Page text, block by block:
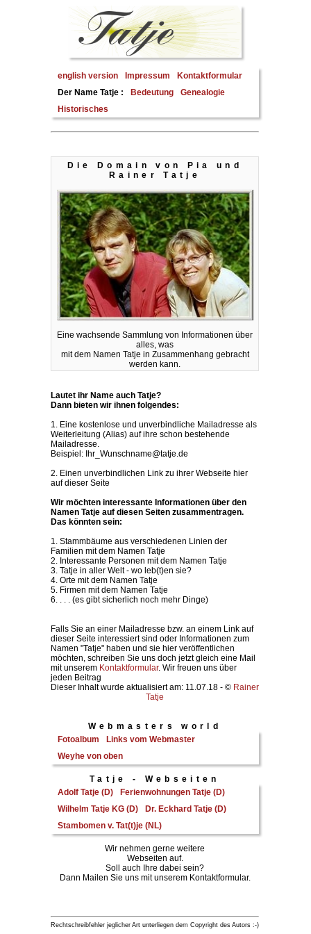
english version Impressum
Kontaktformular
Der Name Tatje :
Bedeutung
Genealogie
Historisches
Die Domain von Pia und
Rainer Tatje
Eine wachsende Sammlung von Informationen über
alles, was
mit dem Namen Tatje in Zusammenhang gebracht
werden kann.
Lautet ihr Name auch Tatje?
Dann bieten wir ihnen folgendes:
1. Eine kostenlose und unverbindliche Mailadresse als
Weiterleitung (Alias) auf ihre schon bestehende
Mailadresse.
Beispiel: Ihr_Wunschname@tatje.de
2. Einen unverbindlichen Link zu ihrer Webseite hier
auf dieser Seite
Wir möchten interessante Informationen über den
Namen Tatje auf diesen Seiten zusammentragen.
Das könnten sein:
1. Stammbäume aus verschiedenen Linien der
Familien mit dem Namen Tatje
2. Interessante Personen mit dem Namen Tatje
3. Tatje in aller Welt - wo leb(t)en sie?
4. Orte mit dem Namen Tatje
5. Firmen mit dem Namen Tatje
6. . . . (es gibt sicherlich noch mehr Dinge)
Falls Sie an einer Mailadresse bzw. an einem Link auf
dieser Seite interessiert sind oder Informationen zum
Namen "Tatje" haben und sie hier veröffentlichen
möchten, schreiben Sie uns doch jetzt gleich eine Mail
mit unserem Kontaktformular. Wir freuen uns über
jeden Beitrag
Dieser Inhalt wurde aktualisiert am: 11.07.18 - © Rainer
Tatje
Webmasters world
Fotoalbum
Links vom Webmaster
Weyhe von oben
Tatje - Webseiten
Adolf Tatje (D)
Ferienwohnungen Tatje (D)
Wilhelm Tatje KG (D)
Dr. Eckhard Tatje (D)
Stambomen v. Tat(t)je (NL)
Wir nehmen gerne weitere
Webseiten auf.
Soll auch Ihre dabei sein?
Dann Mailen Sie uns mit unserem Kontaktformular.
Rechtschreibfehler jeglicher Art unterliegen dem Copyright des Autors :-)